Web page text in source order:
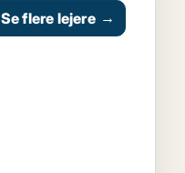
Se flere lejere →